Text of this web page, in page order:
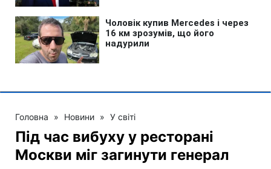
Головна » Новини » У світі
Під час вибуху у ресторані
Москви міг загинути генерал